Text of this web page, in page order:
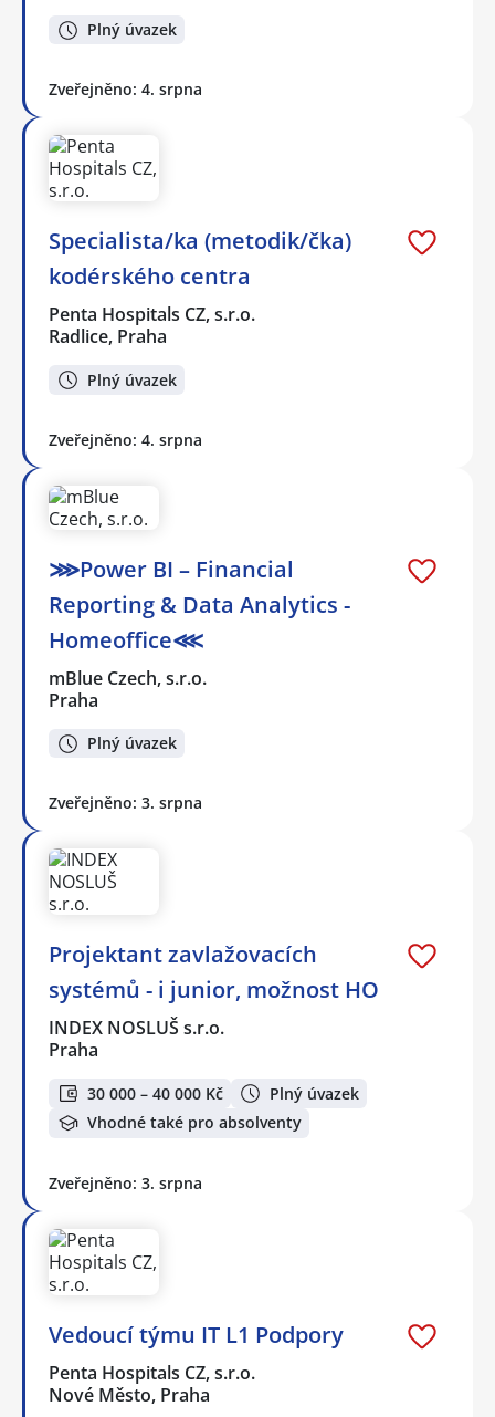
Plný úvazek
Zveřejněno: 4. srpna
Specialista/ka (metodik/čka)
kodérského centra
Penta Hospitals CZ, s.r.o.
Radlice, Praha
Plný úvazek
Zveřejněno: 4. srpna
⋙Power BI – Financial
Reporting & Data Analytics -
Homeoffice⋘
mBlue Czech, s.r.o.
Praha
Plný úvazek
Zveřejněno: 3. srpna
Projektant zavlažovacích
systémů - i junior, možnost HO
INDEX NOSLUŠ s.r.o.
Praha
30 000 – 40 000 Kč
Plný úvazek
Vhodné také pro absolventy
Zveřejněno: 3. srpna
Vedoucí týmu IT L1 Podpory
Penta Hospitals CZ, s.r.o.
Nové Město, Praha